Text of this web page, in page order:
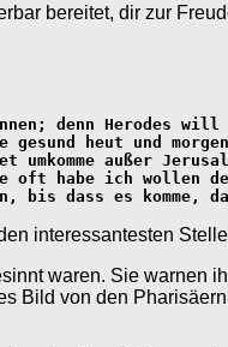
bereitet, dir zur
denn Herodes
heut und
außer
habe ich
dass es komme,
interessantesten
waren. Sie warnen
Bild von den